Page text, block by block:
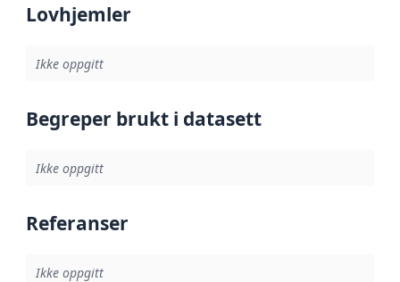
Lovhjemler
Ikke oppgitt
Begreper brukt i datasett
Ikke oppgitt
Referanser
Ikke oppgitt